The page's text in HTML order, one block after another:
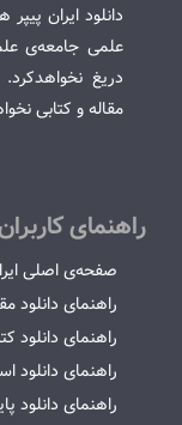
دانلود ایران
علمی جامعه‌ی
دریغ
مقاله و کتابی
راهنمای
صفحه‌ی اصلی
راهنمای دانلود
راهنمای دانلود
راهنمای دانلود
راهنمای دانلود